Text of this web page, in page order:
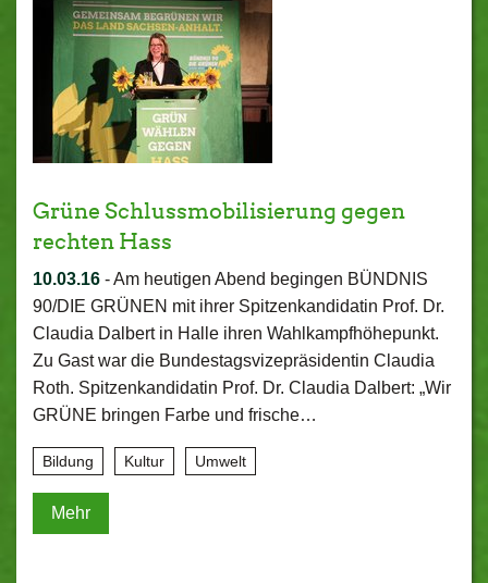
Grüne Schlussmobilisierung gegen
rechten Hass
10.03.16 -Am heutigen Abend begingen BÜNDNIS
90/DIE GRÜNEN mit ihrer Spitzenkandidatin Prof. Dr.
Claudia Dalbert in Halle ihren Wahlkampfhöhepunkt.
Zu Gast war die Bundestagsvizepräsidentin Claudia
Roth. Spitzenkandidatin Prof. Dr. Claudia Dalbert: „Wir
GRÜNE bringen Farbe und frische…
Bildung Kultur Umwelt
Mehr